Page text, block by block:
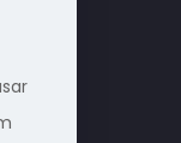
de
com